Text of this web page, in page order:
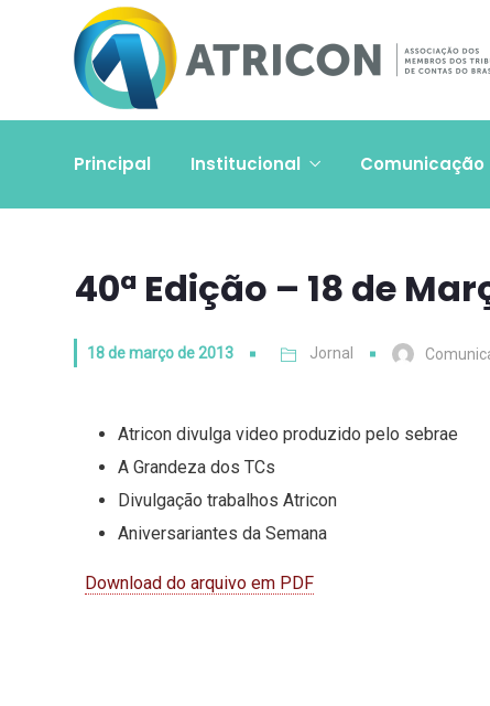
Principal Institucional Comunicação
40ª Edição – 18 de
18 de março de 2013 Jornal
Atricon divulga video produzido pelo sebrae
A Grandeza dos TCs
Divulgação trabalhos Atricon
Aniversariantes da Semana
Download do arquivo em PDF